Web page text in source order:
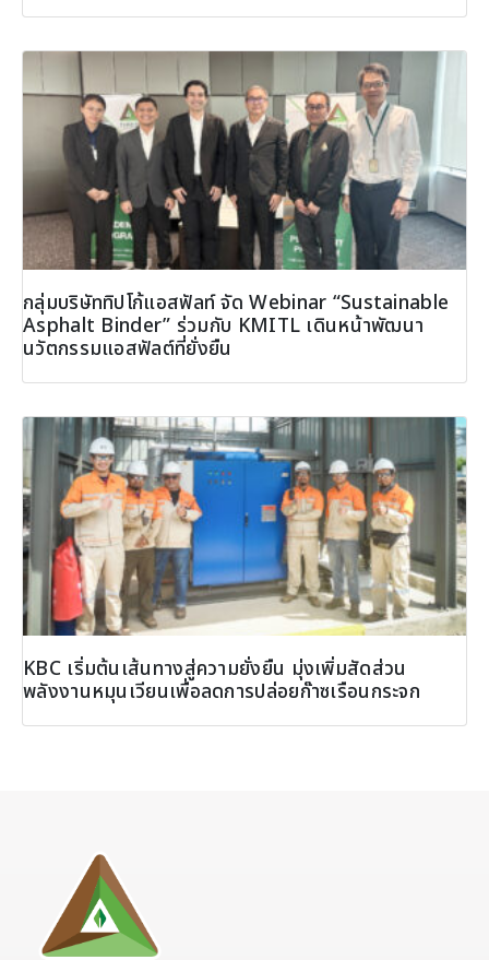
กลุ่มบริษัททิปโก้แอสฟัลท์ จัด Webinar “Sustainable
Asphalt Binder” ร่วมกับ KMITL เดินหน้าพัฒนา
นวัตกรรมแอสฟัลต์ที่ยั่งยืน
KBC เริ่มต้นเส้นทางสู่ความยั่งยืน มุ่งเพิ่มสัดส่วน
พลังงานหมุนเวียนเพื่อลดการปล่อยก๊าซเรือนกระจก